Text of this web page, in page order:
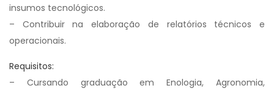
insumos tecnológicos.
– Contribuir na elaboração de relatórios técnicos e
operacionais.
Requisitos:
– Cursando graduação em Enologia, Agronomia,